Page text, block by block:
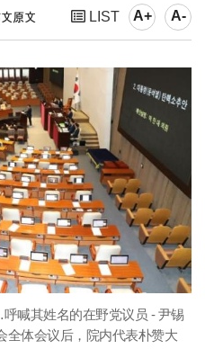
LIST A+ A-
喊其姓名的在野党议员 - 尹锡
全体会议后，院内代表朴赞大